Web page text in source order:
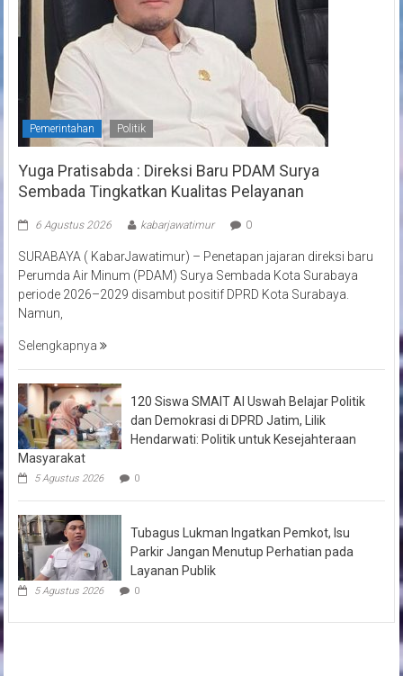
Pemerintahan Politik
Yuga Pratisabda : Direksi Baru PDAM Surya
Sembada Tingkatkan Kualitas Pelayanan
6 Agustus 2026 kabarjawatimur 0
SURABAYA ( KabarJawatimur) – Penetapan jajaran direksi baru
Perumda Air Minum (PDAM) Surya Sembada Kota Surabaya
periode 2026–2029 disambut positif DPRD Kota Surabaya.
Namun,
Selengkapnya
120 Siswa SMAIT Al Uswah Belajar Politik
dan Demokrasi di DPRD Jatim, Lilik
Hendarwati: Politik untuk Kesejahteraan
Masyarakat
5 Agustus 2026 0
Tubagus Lukman Ingatkan Pemkot, Isu
Parkir Jangan Menutup Perhatian pada
Layanan Publik
5 Agustus 2026 0